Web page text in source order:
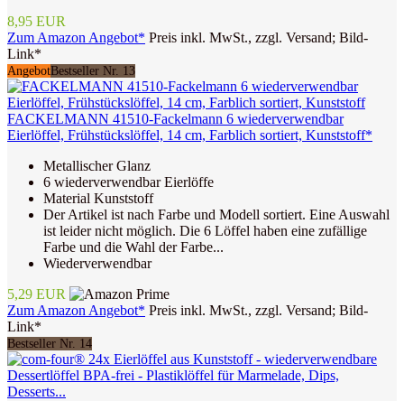
8,95 EUR
Zum Amazon Angebot* Preis inkl. MwSt., zzgl. Versand; Bild-
Link*
AngebotBestseller Nr. 13
FACKELMANN 41510-Fackelmann 6 wiederverwendbar
Eierlöffel, Frühstückslöffel, 14 cm, Farblich sortiert, Kunststoff*
Metallischer Glanz
6 wiederverwendbar Eierlöffe
Material Kunststoff
Der Artikel ist nach Farbe und Modell sortiert. Eine Auswahl
ist leider nicht möglich. Die 6 Löffel haben eine zufällige
Farbe und die Wahl der Farbe...
Wiederverwendbar
5,29 EUR
Zum Amazon Angebot* Preis inkl. MwSt., zzgl. Versand; Bild-
Link*
Bestseller Nr. 14